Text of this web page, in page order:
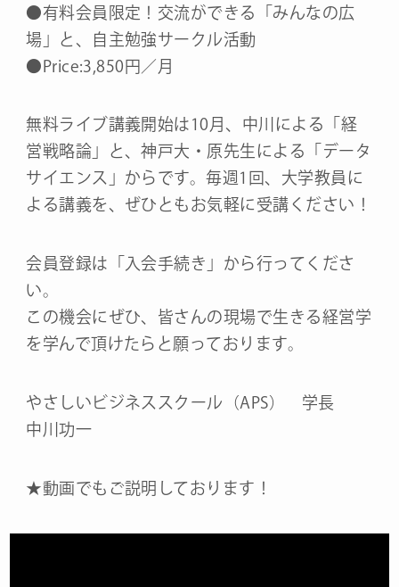
●有料会員限定！交流ができる「みんなの広
場」と、自主勉強サークル活動
●Price:3,850円／月
無料ライブ講義開始は10月、中川による「経
営戦略論」と、神戸大・原先生による「データ
サイエンス」からです。毎週1回、大学教員に
よる講義を、ぜひともお気軽に受講ください！
会員登録は「入会手続き」から行ってくださ
い。
この機会にぜひ、皆さんの現場で生きる経営学
を学んで頂けたらと願っております。
やさしいビジネススクール（APS） 学長
中川功一
★動画でもご説明しております！